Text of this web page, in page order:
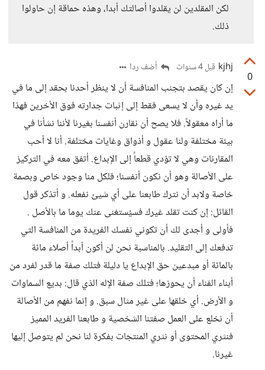
لكن المقلدين لن يقلدوا أصالتك أبدا، وهذه حماقة إن حاولوا
ذلك.
0
kjhj قبل 4 سنوات أضف ردا
إن كان يقصد بتجنب المنافسة أن لا ينظر أحدنا بحقد إلى ما في
يد غيره وأن لا يسعى فقط إلى إثبات جدارته فوق الأخرين فهذا
ما أراه معقولاً. فلا يصح أن نقارن أنفسنا بغيرنا لأننا نشأنا في
بيئة مختلفة ولنا عقول و أذواق وغايات مختلفة. أنا لا أحب
المقارنات وهي لا تؤدي قطعاً إلى الإبداع. أتفق معه في التركيز
على الأصالة وهو أن نكون أنفسنا؛ فلكل منا وجود خاص وبصمة
خاصة ولابد أن نترك طابعنا على أي شيئ نفعله. و أتذكر قول
القائل: إن كنت تقلد غيرك فسيُستغنى عنك يوما ما بالأصل .
فأولى و أجدى لك أن تكوني نفسك الفريدة من المنافسة التي
تدفعك إلى التقليد. بالمناسبة نحن لن أكون أبداً أصلاء مائة
بالمائة أو مبدعين حق الإبداع يا دليلة فتلك صفة ما قدر لفرد من
أبناء الفناء أن يحوزها؛ فتلك صفة الإله الذي قال: بديع السماوات
و الأرض. أي خلقها على غير مثال سبق. و إنما نفهم من الأصالة
أن نخلع على العمل صفتنا الشخصية و طابعنا الفريد المميز
فنثري المحتوى أو نثري المنتجات بفكرة لنا نحن لم يتوصل إليها
غيرنا.